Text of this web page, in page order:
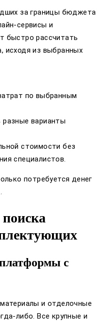
за границы бюджета
сервисы и
быстро рассчитать
исходя из выбранных
по выбранным
варианты
стоимости без
специалистов.
потребуется денег
с
и отделочные
либо. Все крупные и